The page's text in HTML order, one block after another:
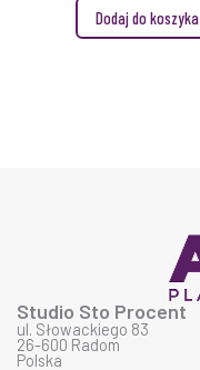
Dodaj do koszyka
Studio Sto Procent
ul. Słowackiego 83
26-600 Radom
Polska